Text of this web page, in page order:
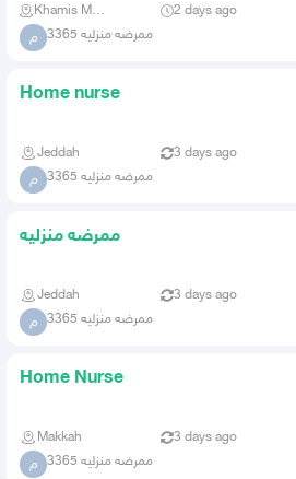
Khamis Mushait 2 days ago
م ممرضه منزليه 3365
Home nurse
Jeddah 3 days ago
م ممرضه منزليه 3365
ممرضه منزليه
Jeddah 3 days ago
م ممرضه منزليه 3365
Home Nurse
Makkah 3 days ago
م ممرضه منزليه 3365